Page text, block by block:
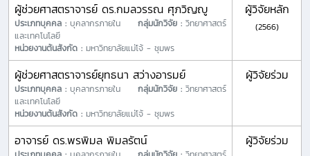
ผู้ช่วยศาสตราจารย์ ดร.กมลวรรณ ศุภวิญญู
ประเภทบุคคล : บุคลากรภายใน กลุ่มนักวิจัย : วิทยาศาสตร์
และเทคโนโลยี
หน่วยงานต้นสังกัด : มหาวิทยาลัยแม่โจ้ - ชุมพร
ผู้วิจัยหลัก
(2566)
ผู้ช่วยศาสตราจารย์ยุทธนา สว่างอารมย์
ประเภทบุคคล : บุคลากรภายใน กลุ่มนักวิจัย : วิทยาศาสตร์
และเทคโนโลยี
หน่วยงานต้นสังกัด : มหาวิทยาลัยแม่โจ้ - ชุมพร
ผู้วิจัยร่วม
อาจารย์ ดร.พรพิมล พิมลรัตน์ ผู้วิจัยร่วม